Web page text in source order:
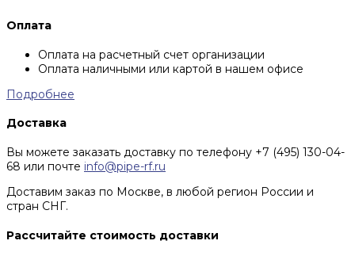
Оплата
Оплата на расчетный счет организации
Оплата наличными или картой в нашем офисе
Подробнее
Доставка
Вы можете заказать доставку по телефону +7 (495) 130-04-
68 или почте info@pipe-rf.ru
Доставим заказ по Москве, в любой регион России и
стран СНГ.
Рассчитайте стоимость доставки